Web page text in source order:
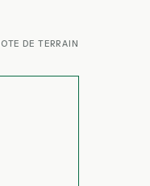
DE TERRAIN